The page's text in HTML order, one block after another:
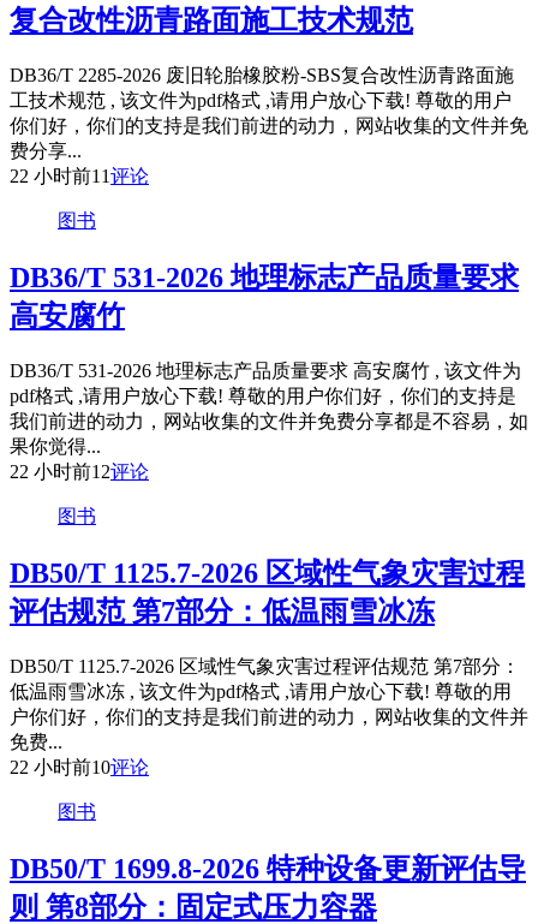
复合改性沥青路面施工技术规范
DB36/T 2285-2026 废旧轮胎橡胶粉-SBS复合改性沥青路面施
工技术规范 , 该文件为pdf格式 ,请用户放心下载! 尊敬的用户
你们好，你们的支持是我们前进的动力，网站收集的文件并免
费分享...
22 小时前11评论
图书
DB36/T 531-2026 地理标志产品质量要求
高安腐竹
DB36/T 531-2026 地理标志产品质量要求 高安腐竹 , 该文件为
pdf格式 ,请用户放心下载! 尊敬的用户你们好，你们的支持是
我们前进的动力，网站收集的文件并免费分享都是不容易，如
果你觉得...
22 小时前12评论
图书
DB50/T 1125.7-2026 区域性气象灾害过程
评估规范 第7部分：低温雨雪冰冻
DB50/T 1125.7-2026 区域性气象灾害过程评估规范 第7部分：
低温雨雪冰冻 , 该文件为pdf格式 ,请用户放心下载! 尊敬的用
户你们好，你们的支持是我们前进的动力，网站收集的文件并
免费...
22 小时前10评论
图书
DB50/T 1699.8-2026 特种设备更新评估导
则 第8部分：固定式压力容器